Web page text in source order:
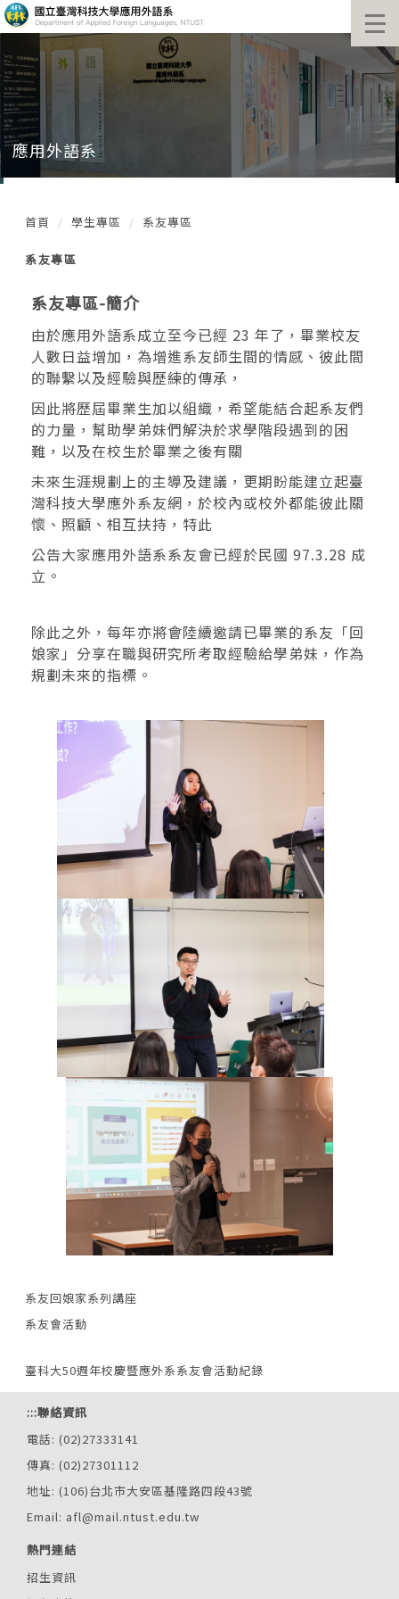
跳
到
要
內
容
區
塊
應用外語系
首頁 學生專區 系友專區
系友專區
系友專區-簡介
由於應用外語系成立至今已經 23 年了，畢業校友
人數日益增加，為增進系友師生間的情感、彼此間
的聯繫以及經驗與歷練的傳承，
因此將歷屆畢業生加以組織，希望能結合起系友們
的力量，幫助學弟妹們解決於求學階段遇到的困
難，以及在校生於畢業之後有關
未來生涯規劃上的主導及建議，更期盼能建立起臺
灣科技大學應外系友網，於校內或校外都能彼此關
懷、照顧、相互扶持，特此
公告大家應用外語系系友會已經於民國 97.3.28 成
立。
除此之外，每年亦將會陸續邀請已畢業的系友「回
娘家」分享在職與研究所考取經驗給學弟妹，作為
規劃未來的指標。
系友回娘家系列講座
系友會活動
臺科大50週年校慶暨應外系系友會活動紀錄
:::聯絡資訊
電話: (02)27333141
傳真: (02)27301112
地址: (106)台北市大安區基隆路四段43號
Email: afl@mail.ntust.edu.tw
熱門連結
招生資訊